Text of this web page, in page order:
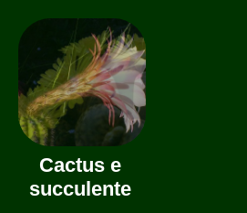
Cactus e
succulente